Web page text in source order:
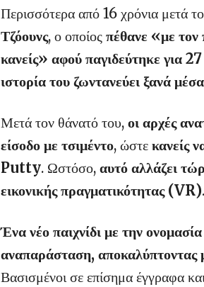
Περισσότερα από 16 χρόνια μετά
Τζόουνς, ο οποίος πέθανε «με τον
κανείς» αφού παγιδεύτηκε
ιστορία του ζωντανεύει ξανά
Μετά τον θάνατό του, οι αρχές
είσοδο με τσιμέντο, ώστε κανείς
Putty. Ωστόσο, αυτό αλλάζει
εικονικής πραγματικότητας (VR).
Ένα νέο παιχνίδι με την
αναπαράσταση, αποκαλύπτοντας
Βασισμένοι σε επίσημα έγγραφα